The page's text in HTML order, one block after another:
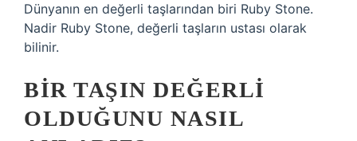
Dünyanın en değerli taşlarından biri Ruby Stone.
Nadir Ruby Stone, değerli taşların ustası olarak
bilinir.
BIR TAŞIN DEĞERLI
OLDUĞUNU NASIL